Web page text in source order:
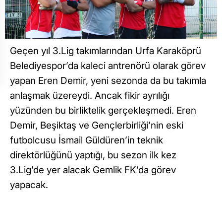
Geçen yıl 3.Lig takımlarından Urfa Karaköprü
Belediyespor’da kaleci antrenörü olarak görev
yapan Eren Demir, yeni sezonda da bu takımla
anlaşmak üzereydi. Ancak fikir ayrılığı
yüzünden bu birliktelik gerçekleşmedi. Eren
Demir, Beşiktaş ve Gençlerbirliği’nin eski
futbolcusu İsmail Güldüren’in teknik
direktörlüğünü yaptığı, bu sezon ilk kez
3.Lig’de yer alacak Gemlik FK’da görev
yapacak.